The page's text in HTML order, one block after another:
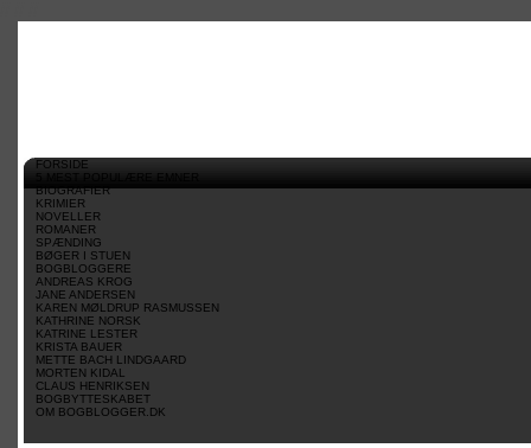
FORSIDE
5 MEST POPULÆRE EMNER
BIOGRAFIER
KRIMIER
NOVELLER
ROMANER
SPÆNDING
BØGER I STUEN
BOGBLOGGERE
ANDREAS KROG
JANE ANDERSEN
KAREN MØLDRUP RASMUSSEN
KATHRINE NORSK
KATRINE LESTER
KRISTA BAUER
METTE BACH LINDGAARD
MORTEN KIDAL
CLAUS HENRIKSEN
BOGBYTTESKABET
OM BOGBLOGGER.DK